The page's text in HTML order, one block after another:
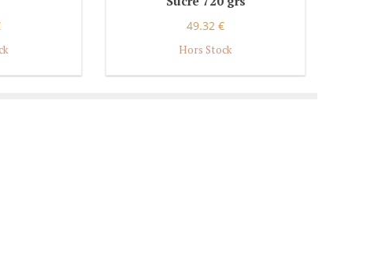
49.32 €
Hors Stock